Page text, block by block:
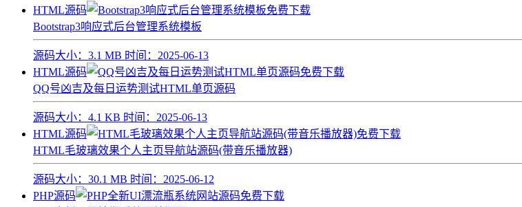
HTML源码
Bootstrap3响应式后台管理系统模板
源码大小： 3.1 MB 时间： 2025-06-13
HTML源码
QQ号凶吉及每日运势测试HTML单页源码
源码大小： 4.1 KB 时间： 2025-06-13
HTML源码
HTML毛玻璃效果个人主页导航站源码(带音乐播放器)
源码大小： 30.1 MB 时间： 2025-06-12
PHP源码